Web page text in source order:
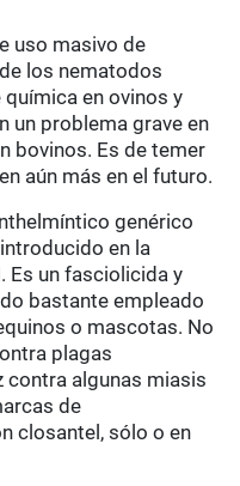
uso masivo de
los nematodos
en ovinos y
un problema grave en
bovinos. Es de temer
aún más en el futuro.
genérico
introducido en la
Es un fasciolicida y
bastante empleado
o mascotas. No
plagas
contra algunas miasis
de
closantel, sólo o en